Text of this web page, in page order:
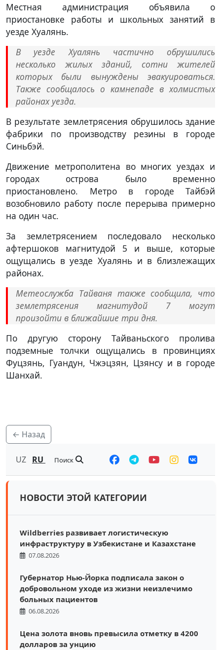
Местная администрация объявила о
приостановке работы и школьных занятий в
уезде Хуалянь.
В уезде Хуалянь частично обрушились
несколько жилых зданий, сотни жителей
которых были вынуждены эвакуироваться.
Также сообщалось о камнепаде в холмистых
районах уезда.
В результате землетрясения обрушилось здание
фабрики по производству резины в городе
Синьбэй.
Движение метрополитена во многих уездах и
городах острова было временно
приостановлено. Метро в городе Тайбэй
возобновило работу после перерыва примерно
на один час.
За землетрясением последовало несколько
афтершоков магнитудой 5 и выше, которые
ощущались в уезде Хуалянь и в близлежащих
районах.
Метеослужба Тайваня также сообщила, что
землетрясения магнитудой 7 могут
произойти в ближайшие три дня.
По другую сторону Тайваньского пролива
подземные толчки ощущались в провинциях
Фуцзянь, Гуандун, Чжэцзян, Цзянсу и в городе
Шанхай.
← Назад
UZ RU Поиск
НОВОСТИ ЭТОЙ КАТЕГОРИИ
Wildberries развивает логистическую
инфраструктуру в Узбекистане и Казахстане
07.08.2026
Губернатор Нью-Йорка подписала закон о
добровольном уходе из жизни неизлечимо
больных пациентов
06.08.2026
Цена золота вновь превысила отметку в 4200
долларов за унцию